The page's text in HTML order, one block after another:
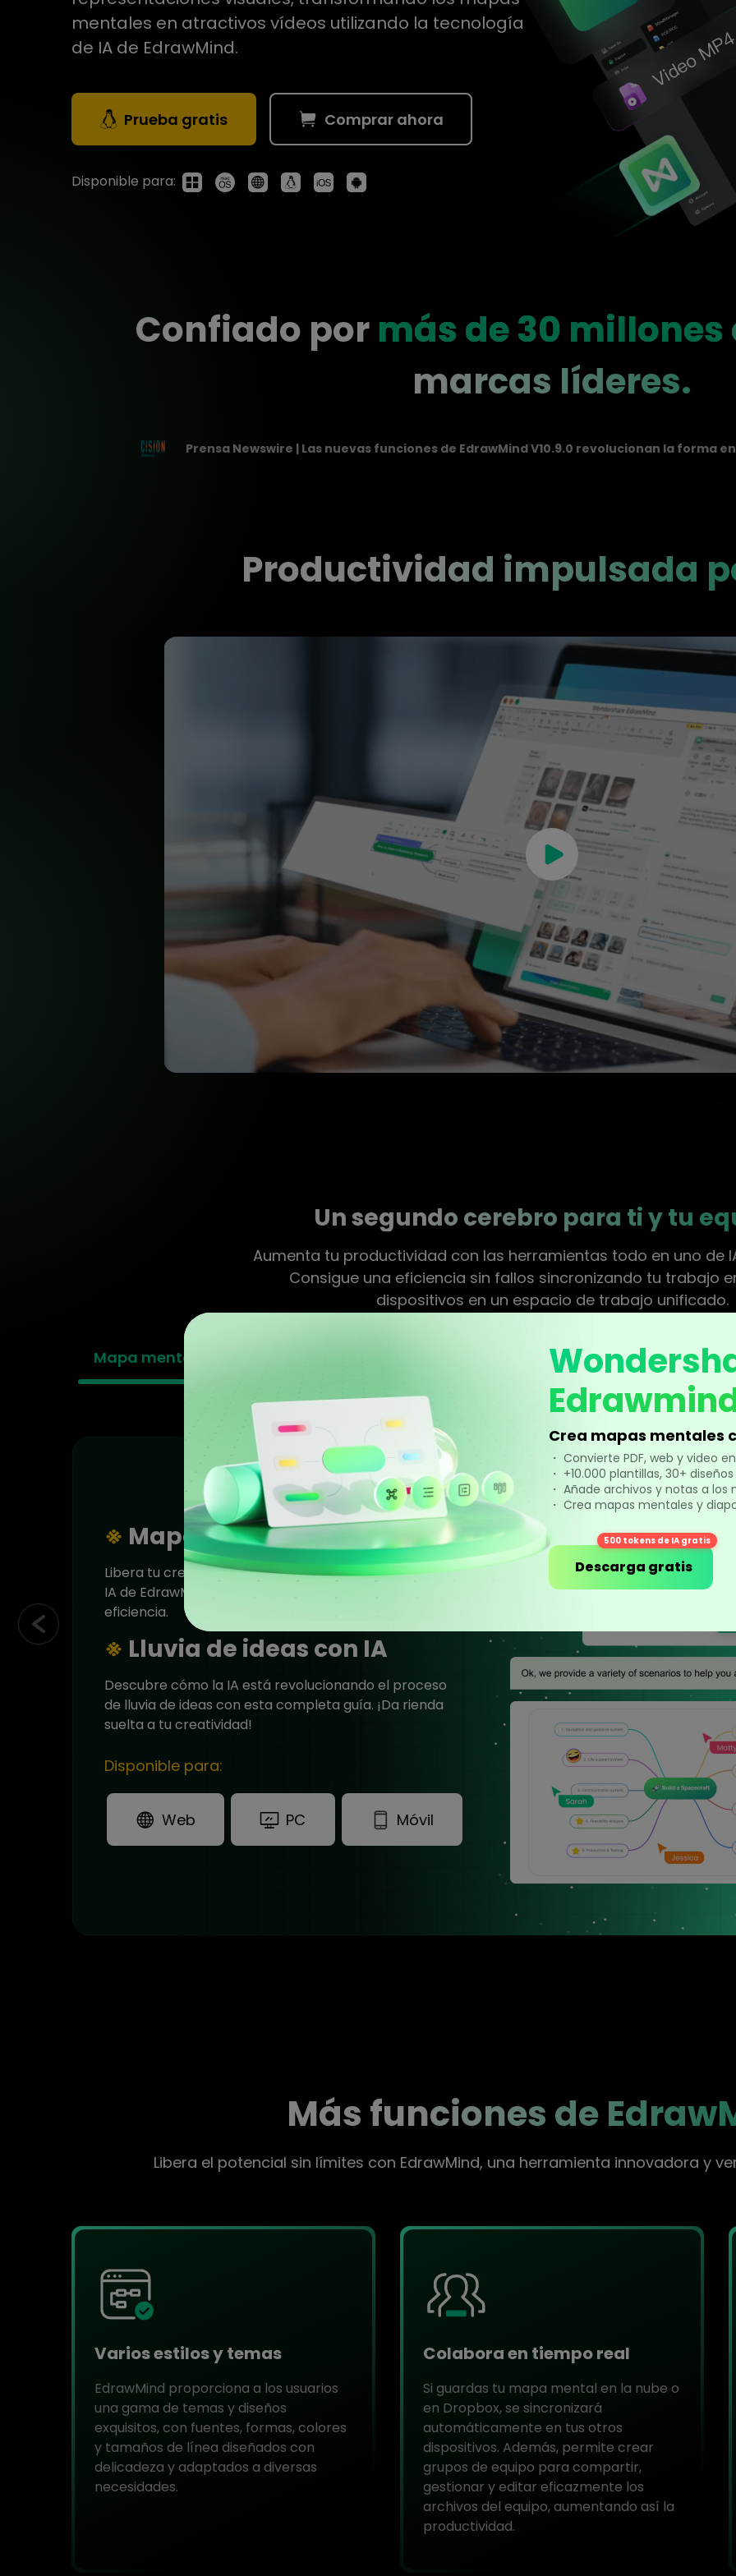
Centro de conocimientos
Para EdrawMax >
mentales en atractivos vídeos utilizando la tecnología
de IA de EdrawMind.
Prueba gratis Comprar ahora
Disponible para:
Confiado por más de 30 millones
marcas líderes.󠀲󠀡󠀢󠀣󠀢󠀢󠀧󠀦󠀥󠀳
Prensa Newswire | Las nuevas funciones de EdrawMind V10.9.0 revolucionan la forma
Productividad impulsada
Un segundo cerebro para ti y tu
Aumenta tu productividad con las herramientas todo en uno de
Consigue una eficiencia sin fallos sincronizando tu trabajo
dispositivos en un espacio de trabajo unificado.
Mapa mental Resumen Redacción
※ Mapa mental con 1 clic
Libera tu creatividad con las innovadoras funciones de
IA de EdrawMind y aumenta tu productividad y
eficiencia.
※ Lluvia de ideas con IA
Descubre cómo la IA está revolucionando el proceso
de lluvia de ideas con esta completa guía. ¡Da rienda
suelta a tu creatividad!
Disponible para:
Web PC Móvil
Más funciones de
Libera el potencial sin límites con EdrawMind, una herramienta innovadora y
Varios estilos y temas
EdrawMind proporciona a los usuarios
una gama de temas y diseños
exquisitos, con fuentes, formas, colores
y tamaños de línea diseñados con
delicadeza y adaptados a diversas
necesidades.
Colabora en tiempo real
Si guardas tu mapa mental en la nube o
en Dropbox, se sincronizará
automáticamente en tus otros
dispositivos. Además, permite crear
grupos de equipo para compartir,
gestionar y editar eficazmente los
archivos del equipo, aumentando así la
productividad.
Crea mapas mentales
・ Convierte PDF, web y video
・ +10.000 plantillas, 30+
・ Añade archivos y notas a los
・ Crea mapas mentales y
500 tokens de IA gratis
Descarga gratis